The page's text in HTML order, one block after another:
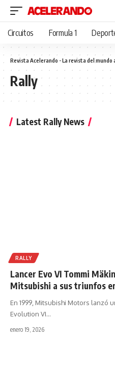
Circuitos Formula 1
Revista Acelerando - La revista del
Rally
Latest Rally News
RALLY
Lancer Evo VI Tommi
Mitsubishi a sus triunfos
En 1999, Mitsubishi Motors lanzó
Evolution VI…
enero 19, 2026